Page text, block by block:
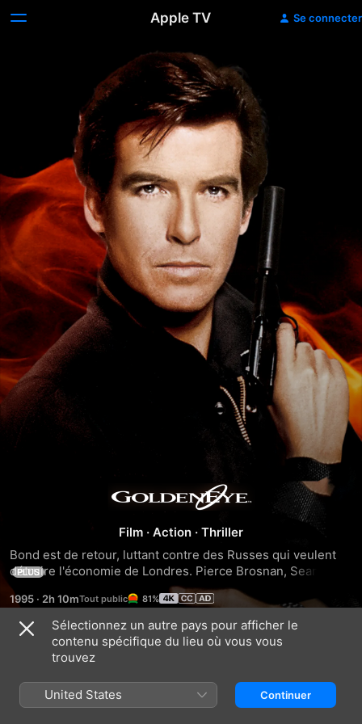
Apple TV Se connecter
GoldenEye
Film · Action · Thriller
Bond est de retour, luttant contre des Russes qui veulent
détruire l'économie de Londres. Pierce Brosnan, Sean
Bean, Izabella Scorupco, Famke Janssen, Judi Dench. Un
film de Martin Campbell.
PLUS
1995 · 2h 10m 81%
Bandes-annonces
Sélectionnez un autre pays pour afficher le
contenu spécifique du lieu où vous vous
trouvez
United States Continuer